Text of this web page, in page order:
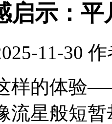
启示：
11-30 作
样的体验
流星般短